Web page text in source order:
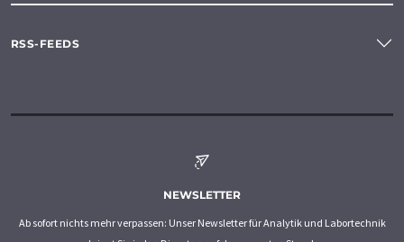
RSS-FEEDS
NEWSLETTER
Ab sofort nichts mehr verpassen: Unser Newsletter für Analytik und Labortechnik